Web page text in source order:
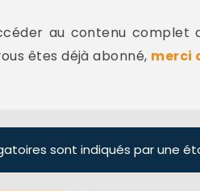
au contenu complet
êtes déjà abonné, merci
sont indiqués par une